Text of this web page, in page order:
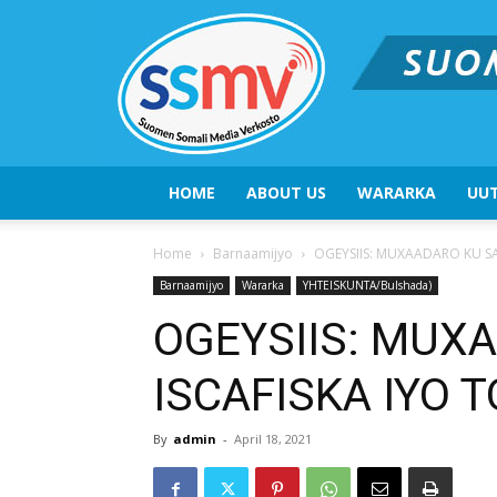
HOME ABOUT US WARARKA
Home Barnaamijyo OGEYSIIS: MUXAADARO KU
Barnaamijyo Wararka YHTEISKUNTA/Bulshada)
OGEYSIIS:
ISCAFISKA IYO
By admin - April 18, 2021